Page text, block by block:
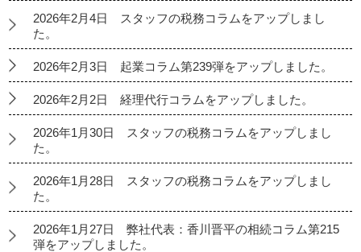
2026年2月4日 スタッフの税務コラムをアップしまし
た。
2026年2月3日 起業コラム第239弾をアップしました。
2026年2月2日 経理代行コラムをアップしました。
2026年1月30日 スタッフの税務コラムをアップしまし
た。
2026年1月28日 スタッフの税務コラムをアップしまし
た。
2026年1月27日 弊社代表：香川晋平の相続コラム第215
弾をアップしました。